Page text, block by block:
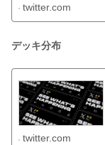
twitter.com
デッキ分布
twitter.com